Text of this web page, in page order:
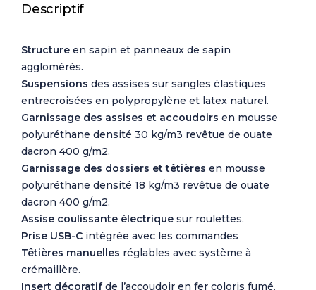
Descriptif
Structure en sapin et panneaux de sapin
agglomérés.
Suspensions des assises sur sangles élastiques
entrecroisées en polypropylène et latex naturel.
Garnissage des assises et accoudoirs en mousse
polyuréthane densité 30 kg/m3 revêtue de ouate
dacron 400 g/m2.
Garnissage des dossiers et têtières en mousse
polyuréthane densité 18 kg/m3 revêtue de ouate
dacron 400 g/m2.
Assise coulissante électrique sur roulettes.
Prise USB-C intégrée avec les commandes
Têtières manuelles réglables avec système à
crémaillère.
Insert décoratifde l’accoudoir en fer coloris fumé.